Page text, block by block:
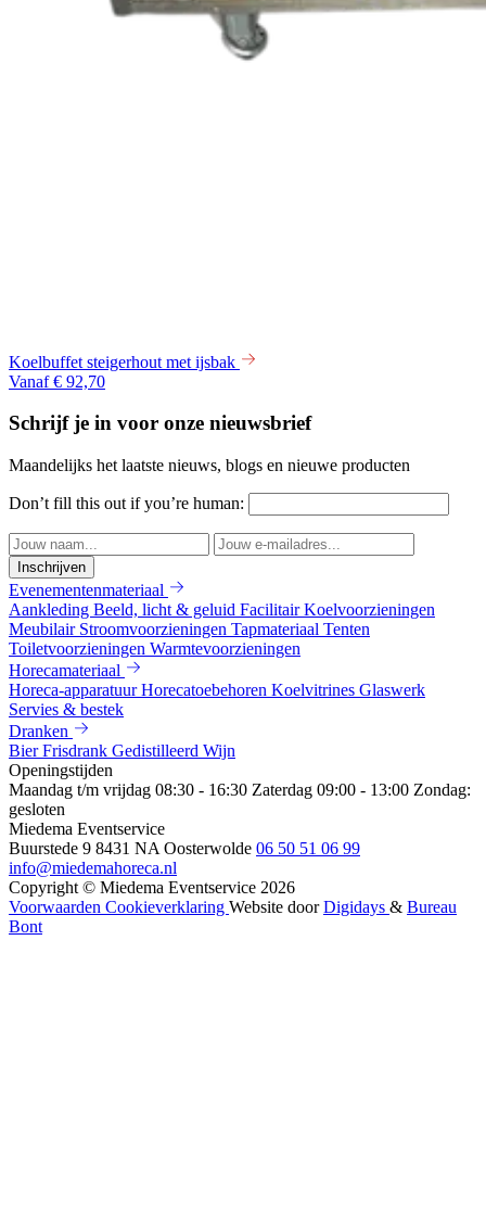
Koelbuffet steigerhout met ijsbak
Vanaf € 92,70
Schrijf je in voor onze nieuwsbrief
Maandelijks het laatste nieuws, blogs en nieuwe producten
Don’t fill this out if you’re human:
Inschrijven
Evenementenmateriaal
Aankleding Beeld, licht & geluid FacilitairKoelvoorzieningen
Meubilair Stroomvoorzieningen Tapmateriaal Tenten
Toiletvoorzieningen Warmtevoorzieningen
Horecamateriaal
Horeca-apparatuurHorecatoebehoren Koelvitrines Glaswerk
Servies & bestek
Dranken
BierFrisdrank Gedistilleerd Wijn
Openingstijden
Maandag t/m vrijdag 08:30 - 16:30 Zaterdag 09:00 - 13:00 Zondag:
gesloten
Miedema Eventservice
Buurstede 9 8431 NA Oosterwolde 06 50 51 06 99
info@miedemahoreca.nl
Copyright © Miedema Eventservice 2026
Voorwaarden Cookieverklaring Website doorDigidays & Bureau
Bont